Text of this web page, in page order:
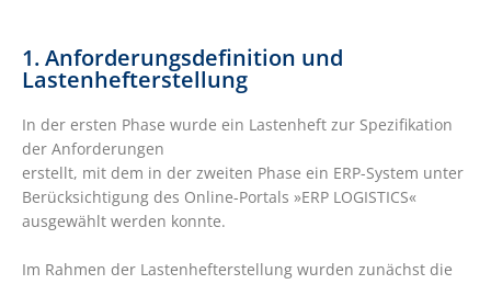
1. Anforderungsdefinition und
Lastenhefterstellung
In der ersten Phase wurde ein Lastenheft zur Spezifikation
der Anforderungen
erstellt, mit dem in der zweiten Phase ein ERP-System unter
Berücksichtigung des Online-Portals »ERP LOGISTICS«
ausgewählt werden konnte.
Im Rahmen der Lastenhefterstellung wurden zunächst die